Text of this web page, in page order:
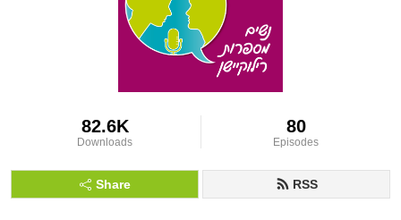
82.6K
Downloads
80
Episodes
Share RSS